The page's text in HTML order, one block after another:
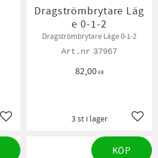
Lägg till i favoriter
Dragströmbrytare Läg
e 0-1-2
Dragströmbrytare Läge 0-1-2
37967
82,00KR
3 st i lager
KÖP